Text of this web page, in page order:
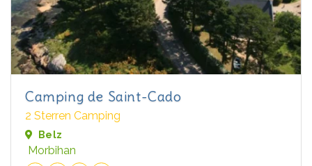
Camping de Saint-Cado
2 Sterren Camping
Belz
Morbihan